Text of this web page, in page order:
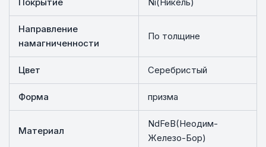
Направление
намагниченности
По толщине
Цвет Серебристый
Форма призма
Материал
NdFeB(Неодим-
Железо-Бор)